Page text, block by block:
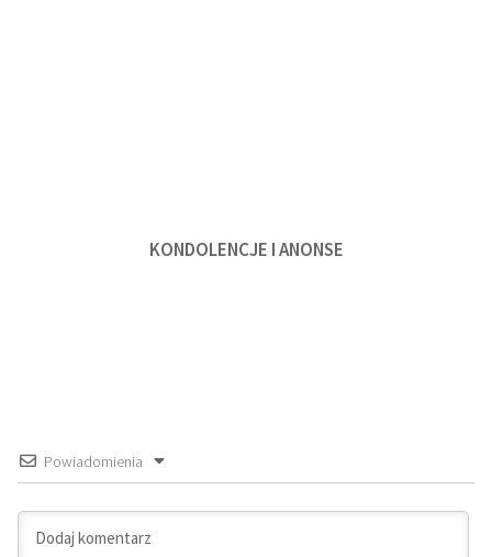
KONDOLENCJE I ANONSE
Powiadomienia